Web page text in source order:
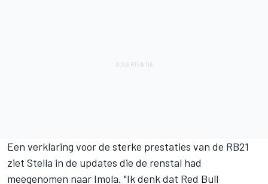
Een verklaring voor de sterke prestaties van de RB21
ziet Stella in de updates die de renstal had
meegenomen naar Imola. "Ik denk dat Red Bull